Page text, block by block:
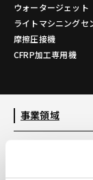
ウォータージェット
ライトマシニングセ
摩擦圧接機
CFRP加工専用機
事業領域